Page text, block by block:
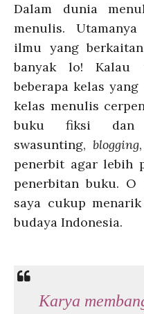
Dalam dunia
menulis.
ilmu yang
banyak lo! Kalau
beberapa kelas
kelas menulis
buku fiksi dan
swasunting, blogging
penerbit agar lebih
penerbitan buku.
saya cukup
budaya Indonesia.
Karya